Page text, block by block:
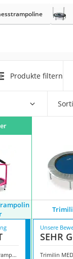
Produkte filtern
Costway Mini Trampolin faltbar
Unsere
SEHR
Trimilin MED